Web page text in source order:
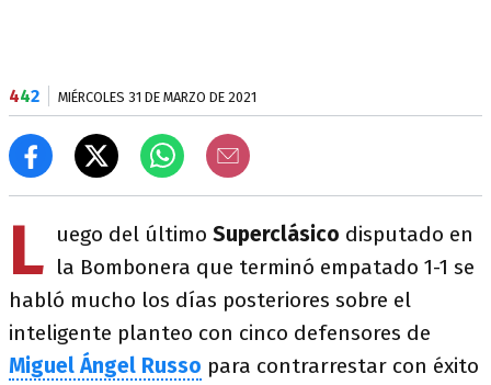
442 MIÉRCOLES 31 DE MARZO DE 2021
L uego del último Superclásico disputado en
la Bombonera que terminó empatado 1-1 se
habló mucho los días posteriores sobre el
inteligente planteo con cinco defensores de
Miguel Ángel Russo para contrarrestar con éxito